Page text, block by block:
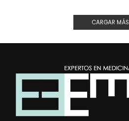
CARGAR MÁS